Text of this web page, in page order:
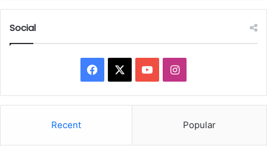
Social
Facebook YouTubeInstagram
Recent Popular